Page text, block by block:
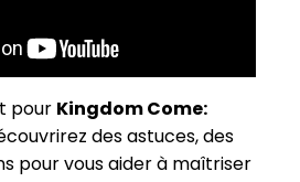
pour Kingdom Come:
des astuces, des
pour vous aider à maîtriser